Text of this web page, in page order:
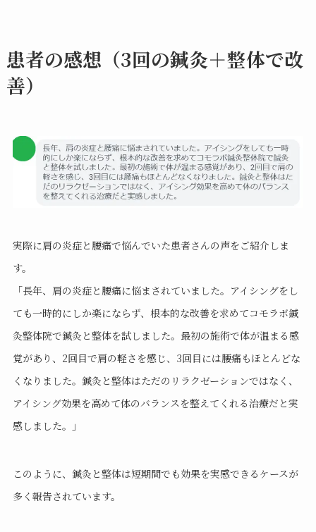
患者の感想（3回の鍼灸＋整体で改
善）
実際に肩の炎症と腰痛で悩んでいた患者さんの声をご紹介しま
す。
「長年、肩の炎症と腰痛に悩まされていました。アイシングをし
ても一時的にしか楽にならず、根本的な改善を求めてコモラボ鍼
灸整体院で鍼灸と整体を試しました。最初の施術で体が温まる感
覚があり、2回目で肩の軽さを感じ、3回目には腰痛もほとんどな
くなりました。鍼灸と整体はただのリラクゼーションではなく、
アイシング効果を高めて体のバランスを整えてくれる治療だと実
感しました。」
このように、鍼灸と整体は短期間でも効果を実感できるケースが
多く報告されています。